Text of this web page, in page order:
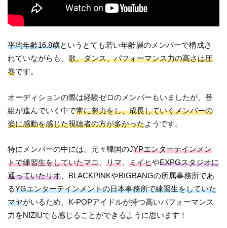
平均年齢16.8歳というとても若い年齢層のメンバーで構成さ
れていながらも、歌、ダンス、パフォーマンス力の高さは圧
巻です。
オーディションの際は経験ゼロのメンバーもいましたが、番
組が進んでいく中で常に努力をし、成長していくメンバーの
姿に感動を感じた視聴者の方が多かったようです。
特にメンバーの中には、元々韓国のJYPエンターテインメン
トで練習生をしていたマコ 、リマ 、ミイヒやEXPGスタジオに
通っていたリオ 、BLACKPINKやBIGBANGの所属事務所であ
るYGエンターテインメントの日本事務所で練習生をしていた
マヤがいるため、K-POPアイドルが持つ高いパフォーマンス
力をNIZIUでも感じることができるように思います！